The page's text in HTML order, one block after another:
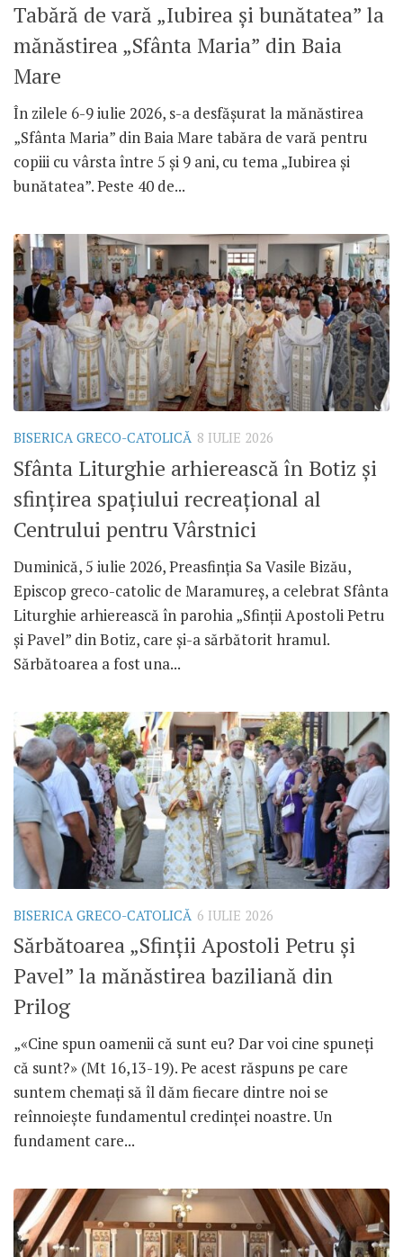
Tabără de vară „Iubirea și bunătatea” la
mănăstirea „Sfânta Maria” din Baia
Mare
În zilele 6-9 iulie 2026, s-a desfășurat la mănăstirea
„Sfânta Maria” din Baia Mare tabăra de vară pentru
copiii cu vârsta între 5 și 9 ani, cu tema „Iubirea și
bunătatea”. Peste 40 de...
BISERICA GRECO-CATOLICĂ 8 IULIE 2026
Sfânta Liturghie arhierească în Botiz și
sfințirea spațiului recreațional al
Centrului pentru Vârstnici
Duminică, 5 iulie 2026, Preasfinția Sa Vasile Bizău,
Episcop greco-catolic de Maramureș, a celebrat Sfânta
Liturghie arhierească în parohia „Sfinții Apostoli Petru
și Pavel” din Botiz, care și-a sărbătorit hramul.
Sărbătoarea a fost una...
BISERICA GRECO-CATOLICĂ 6 IULIE 2026
Sărbătoarea „Sfinții Apostoli Petru și
Pavel” la mănăstirea baziliană din
Prilog
„«Cine spun oamenii că sunt eu? Dar voi cine spuneți
că sunt?» (Mt 16,13-19). Pe acest răspuns pe care
suntem chemați să îl dăm fiecare dintre noi se
reînnoiește fundamentul credinței noastre. Un
fundament care...